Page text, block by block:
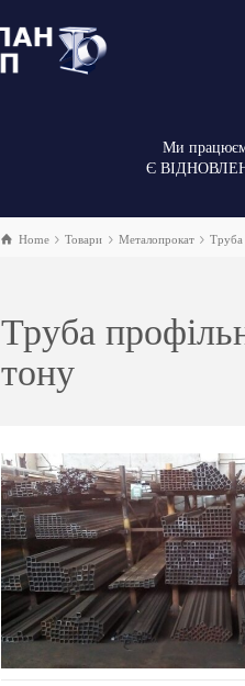
Ми
Є
Home Товари Металопрокат Труба
Труба
тону